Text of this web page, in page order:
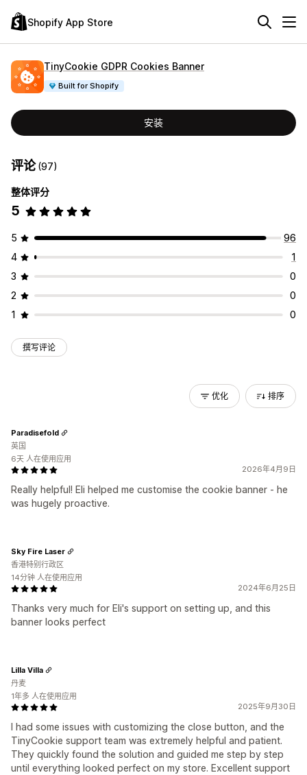
Shopify App Store
TinyCookie GDPR Cookies Banner
Built for Shopify
安装
评论(97)
整体评分
5
5
96
4
1
3
0
2
0
1
0
撰写评论
优化 排序
2026年4月9日
Really helpful! Eli helped me customise the cookie banner - he
was hugely proactive.
Paradisefold
英国
6天 人在使用应用
2024年6月25日
Thanks very much for Eli's support on setting up, and this
banner looks perfect
Sky Fire Laser
香港特别行政区
14分钟 人在使用应用
2025年9月30日
I had some issues with customizing the close button, and the
TinyCookie support team was extremely helpful and patient.
They quickly found the solution and guided me step by step
until everything looked perfect on my store. Excellent support
Lilla Villa
丹麦
1年多 人在使用应用